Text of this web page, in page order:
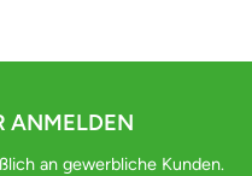
ANMELDEN
an gewerbliche Kunden.